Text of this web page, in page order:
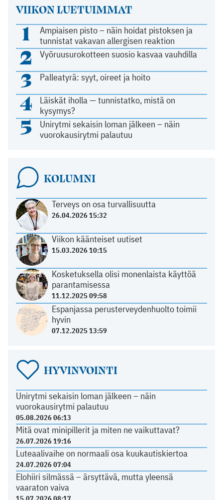
VIIKON LUETUIMMAT
1
Ampiaisen pisto – näin hoidat pistoksen ja
tunnistat vakavan allergisen reaktion
2 Vyöruusurokotteen suosio kasvaa vauhdilla
3 Palleatyrä: syyt, oireet ja hoito
4
Läiskät iholla — tunnistatko, mistä on
kysymys?
5
Unirytmi sekaisin loman jälkeen – näin
vuorokausirytmi palautuu
KOLUMNI
Terveys on osa turvallisuutta
26.04.2026 15:32
Viikon käänteiset uutiset
15.03.2026 10:15
Kosketuksella olisi monenlaista käyttöä
parantamisessa
11.12.2025 09:58
Espanjassa perusterveydenhuolto toimii
hyvin
07.12.2025 13:59
HYVINVOINTI
Unirytmi sekaisin loman jälkeen – näin
vuorokausirytmi palautuu
05.08.2026 06:13
Mitä ovat minipillerit ja miten ne vaikuttavat?
26.07.2026 19:16
Luteaalivaihe on normaali osa kuukautiskiertoa
24.07.2026 07:04
Elohiiri silmässä – ärsyttävä, mutta yleensä
vaaraton vaiva